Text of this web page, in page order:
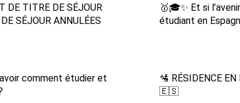
DE TITRE DE SÉJOUR
SÉJOUR ANNULÉES
🥇🎓✨ Et si
étudiant en
comment étudier et
🛂 RÉSIDENCE EN
🇪🇸